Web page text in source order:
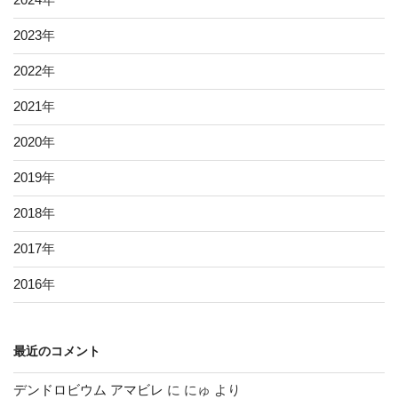
2023年
2022年
2021年
2020年
2019年
2018年
2017年
2016年
最近のコメント
デンドロビウム アマビレ に にゅ より